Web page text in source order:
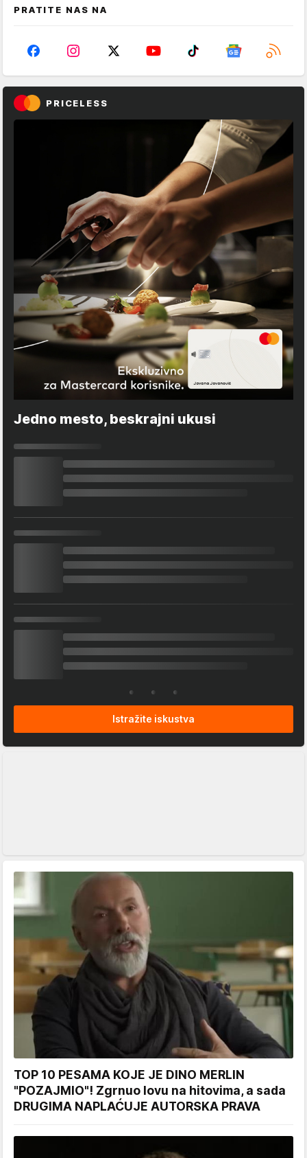
PRATITE NAS NA
PRICELESS
Jedno mesto, beskrajni ukusi
Istražite iskustva
TOP 10 PESAMA KOJE JE DINO MERLIN
"POZAJMIO"! Zgrnuo lovu na hitovima, a sada
DRUGIMA NAPLAĆUJE AUTORSKA PRAVA